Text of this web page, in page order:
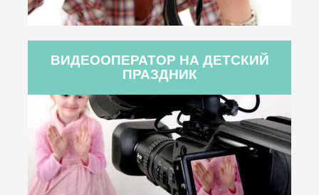
ВИДЕООПЕРАТОР НА ДЕТСКИЙ
ПРАЗДНИК